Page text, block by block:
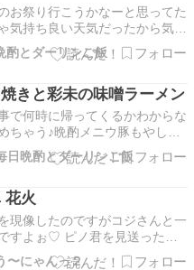
お祭り行こうかなーと思ってた
気持ち良い天気だったから気が
デン行きたいな〜とダーリンに
寝た振りしながらいいよ💤って
りに来たよ〜観覧車乗ってる人
酌とダーリンご飯
きと彩未の味噌ラーメン
で何時に帰ってくるかわからな
ちゃう♪晩酌メニウ豚もやし蒸
ピーマンハーブ焼きトマトのお
チョ桃とモッツァレラカプレー
タレで蒸し焼き♨簡単すぎるけ
…
日晩酌とダーリンご飯
花火
現像したのですがコジさんと一
すよぉ♡ ピノ君を見送った時
陽花だったのでそれを押し花に
〜にゃんっ２